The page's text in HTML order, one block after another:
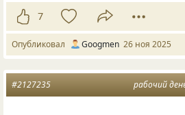
7
Опубликовал Googmen 26 ноя 2025
рабочий
#2127235